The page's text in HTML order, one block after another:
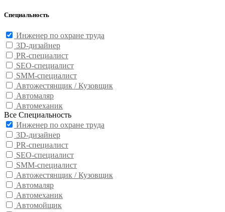
Специальность
Инженер по охране труда
3D-дизайнер
PR-специалист
SEO-специалист
SMM-специалист
Автожестянщик / Кузовщик
Автомаляр
Автомеханик
Все Специальность
Инженер по охране труда
3D-дизайнер
PR-специалист
SEO-специалист
SMM-специалист
Автожестянщик / Кузовщик
Автомаляр
Автомеханик
Автомойщик